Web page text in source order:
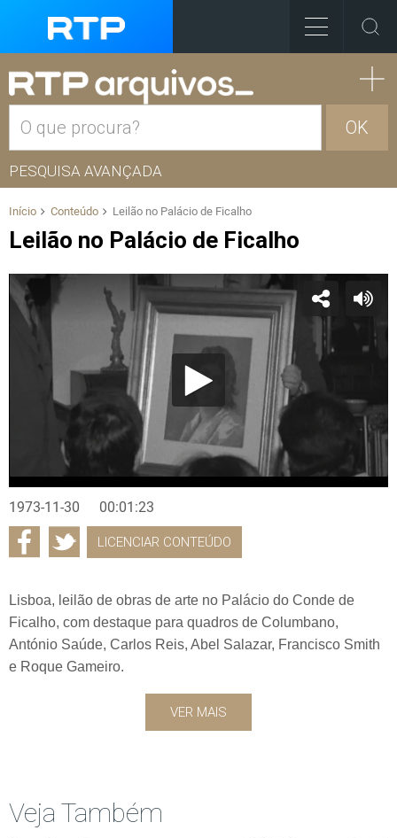
OK
PESQUISA AVANÇADA
Início Conteúdo Leilão no Palácio de Ficalho
Leilão no Palácio de Ficalho
1973-11-30 00:01:23
LICENCIAR CONTEÚDO
Lisboa, leilão de obras de arte no Palácio do Conde de
Ficalho, com destaque para quadros de Columbano,
António Saúde, Carlos Reis, Abel Salazar, Francisco Smith
e Roque Gameiro.
VER MAIS
Veja Também